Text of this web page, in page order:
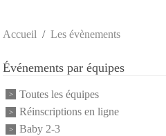
Accueil Les évènements
Événements par équipes
Toutes les équipes
Réinscriptions en ligne
Baby 2-3